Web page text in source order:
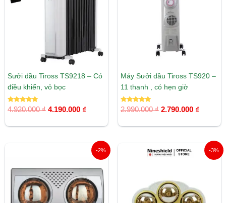
Sưởi dầu Tiross TS9218 – Có
điều khiển, vỏ bọc
Được xếp
hạng
4.920.000₫ 4.190.000 ₫
Máy Sưởi dầu Tiross TS920 –
11 thanh , có hẹn giờ
Được xếp
hạng
2.990.000₫ 2.790.000 ₫
-2%
810.000 ₫. là:
790.000 ₫.
-3%
Giá
gốc
Giá
hiện
449.000 ₫.